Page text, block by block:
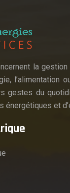
la gestion
l’alimentation
gestes du
énergétiques et